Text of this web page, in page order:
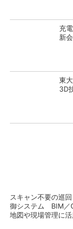
充
新
東
3D
スキャン不要の巡
御システム BIM／
地図や現場管理に活